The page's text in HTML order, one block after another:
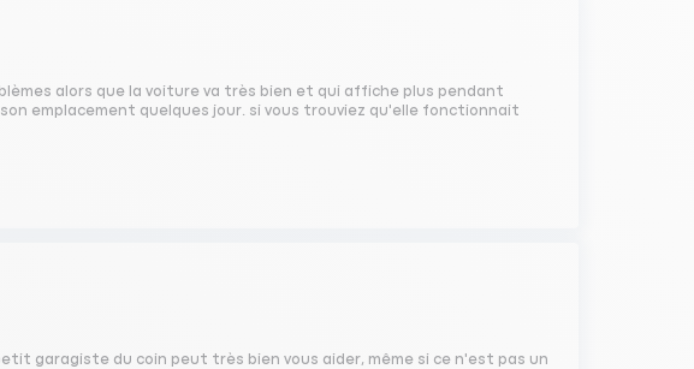
alors que la voiture va très bien et qui affiche plus pendant
emplacement quelques jour. si vous trouviez qu'elle fonctionnait
garagiste du coin peut très bien vous aider, même si ce n'est pas un